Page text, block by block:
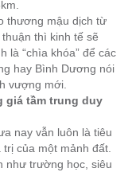
thương mậu dịch từ
thì kinh tế sẽ
là “chìa khóa” để các
hay Bình Dương nói
vượng mới.
giá tầm trung duy
nay vẫn luôn là tiêu
của một mảnh đất.
như trường học, siêu